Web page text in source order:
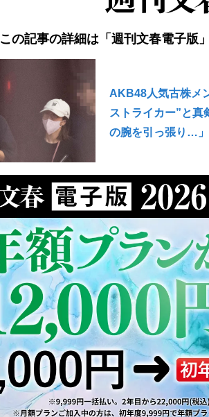
この記事の詳細は「週刊文春電子版
AKB48人気古株メ
ストライカー”と真
の腕を引っ張り…」